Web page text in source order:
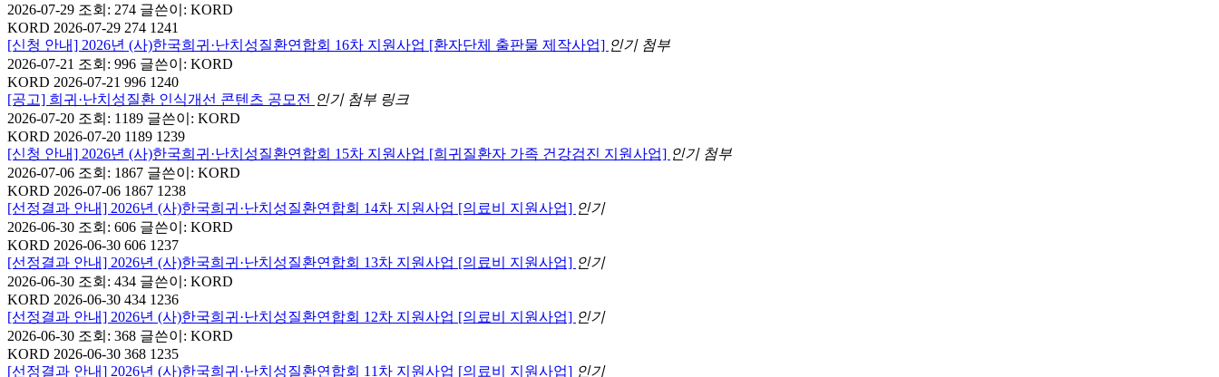
2026-07-29 조회: 274 글쓴이: KORD
KORD 2026-07-29 274 1241
[신청 안내] 2026년 (사)한국희귀·난치성질환연합회 16차 지원사업 [환자단체 출판물 제작사업] 인기 첨부
2026-07-21 조회: 996 글쓴이: KORD
KORD 2026-07-21 996 1240
[공고] 희귀·난치성질환 인식개선 콘텐츠 공모전 인기 첨부 링크
2026-07-20 조회: 1189 글쓴이: KORD
KORD 2026-07-20 1189 1239
[신청 안내] 2026년 (사)한국희귀·난치성질환연합회 15차 지원사업 [희귀질환자 가족 건강검진 지원사업] 인기 첨부
2026-07-06 조회: 1867 글쓴이: KORD
KORD 2026-07-06 1867 1238
[선정결과 안내] 2026년 (사)한국희귀·난치성질환연합회 14차 지원사업 [의료비 지원사업] 인기
2026-06-30 조회: 606 글쓴이: KORD
KORD 2026-06-30 606 1237
[선정결과 안내] 2026년 (사)한국희귀·난치성질환연합회 13차 지원사업 [의료비 지원사업] 인기
2026-06-30 조회: 434 글쓴이: KORD
KORD 2026-06-30 434 1236
[선정결과 안내] 2026년 (사)한국희귀·난치성질환연합회 12차 지원사업 [의료비 지원사업] 인기
2026-06-30 조회: 368 글쓴이: KORD
KORD 2026-06-30 368 1235
[선정결과 안내] 2026년 (사)한국희귀·난치성질환연합회 11차 지원사업 [의료비 지원사업] 인기